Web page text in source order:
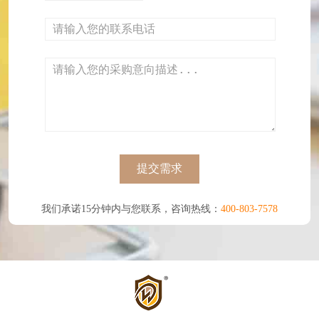
提交需求
我们承诺15分钟内与您联系，咨询热线： 400-803-7578